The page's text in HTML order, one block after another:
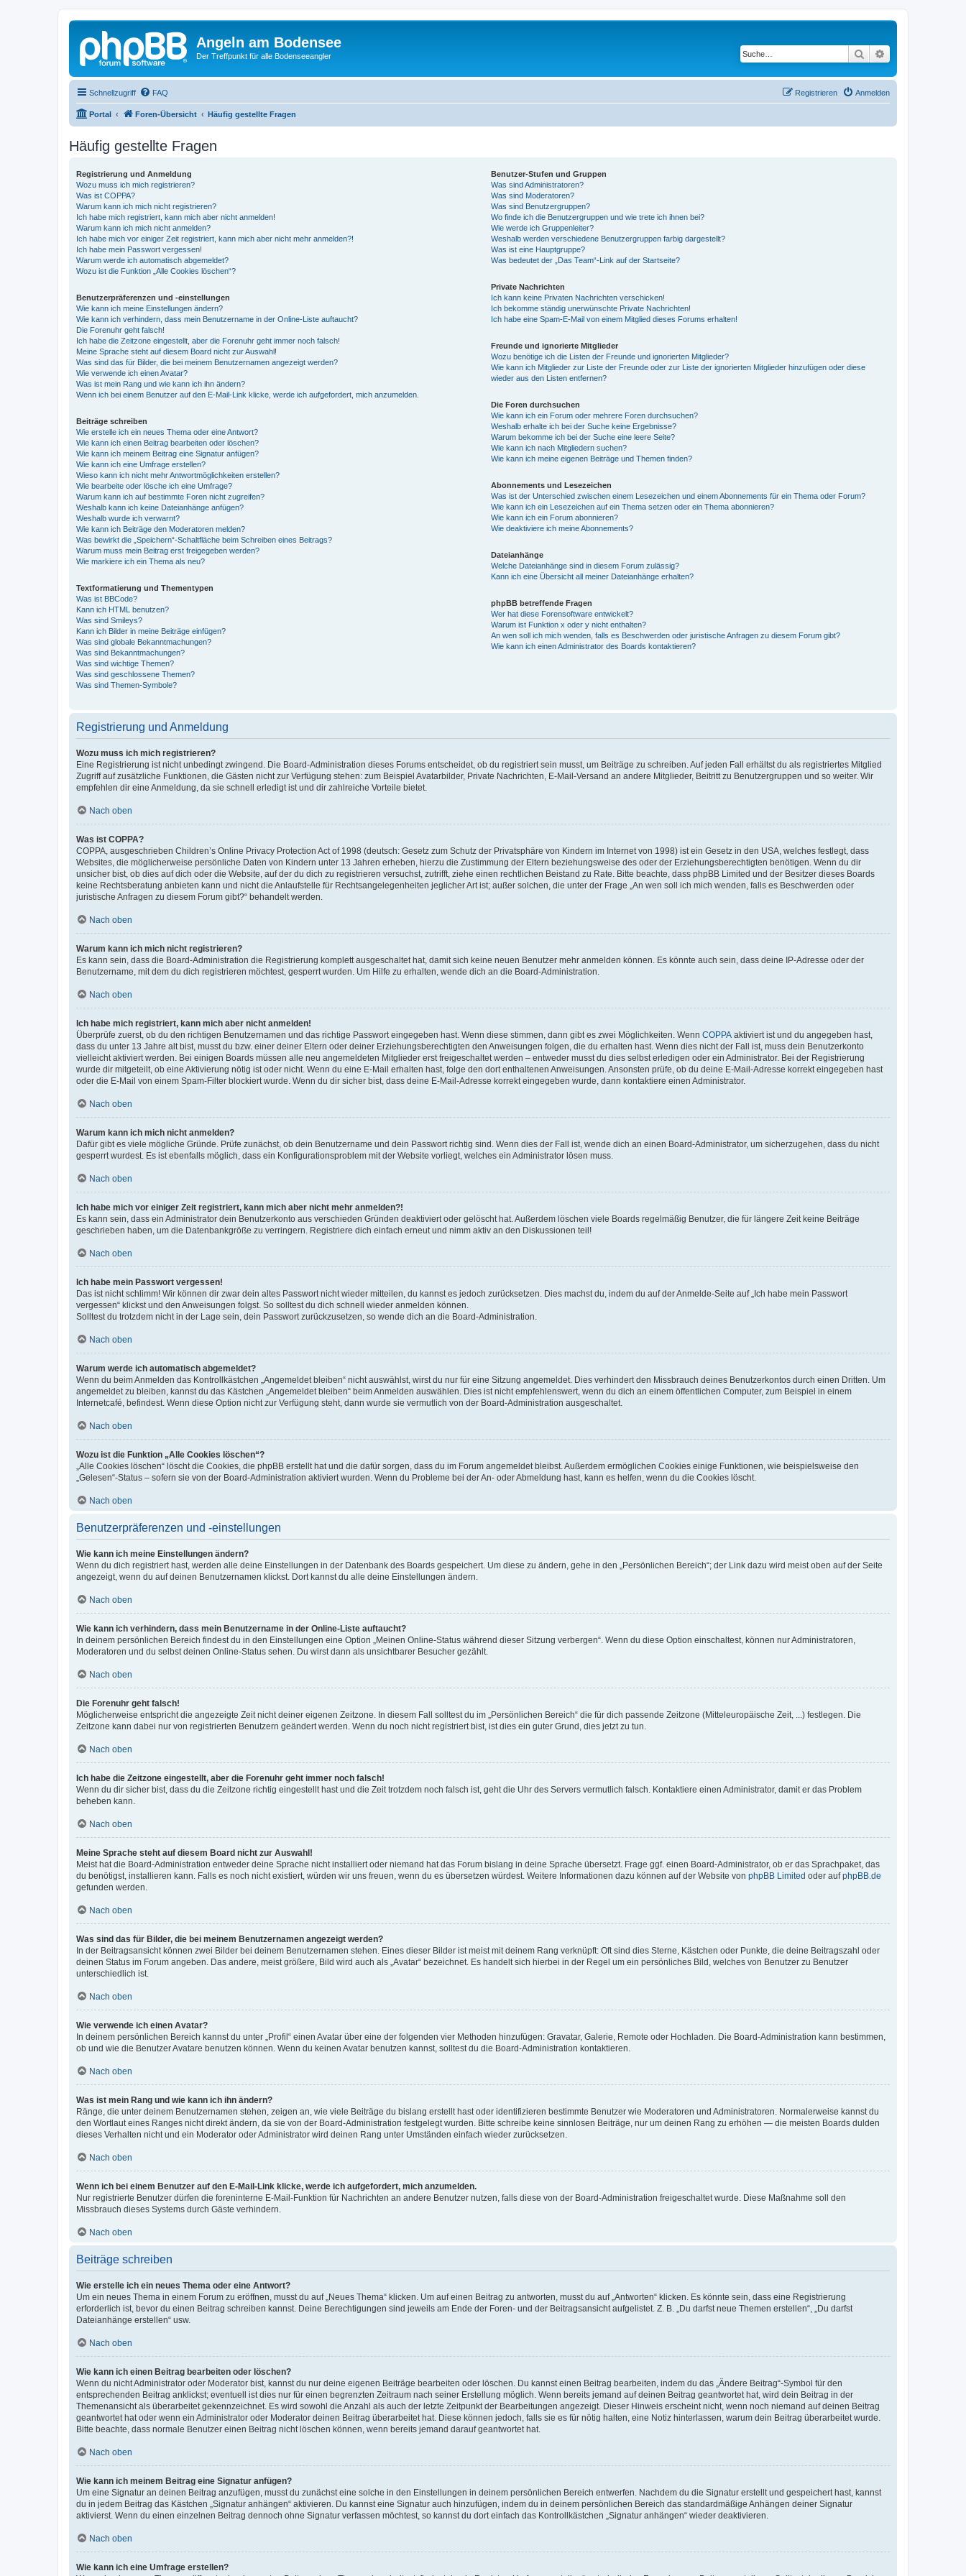
Angeln am Bodensee
Der Treffpunkt für alle Bodenseeangler Suche
Schnellzugriff FAQ Anmelden
Registrieren
Portal Foren-Übersicht Häufig gestellte Fragen
Häufig gestellte Fragen
Registrierung und Anmeldung
Wozu muss ich mich registrieren?
Was ist COPPA?
Warum kann ich mich nicht registrieren?
Ich habe mich registriert, kann mich aber nicht anmelden!
Warum kann ich mich nicht anmelden?
Ich habe mich vor einiger Zeit registriert, kann mich aber nicht mehr anmelden?!
Ich habe mein Passwort vergessen!
Warum werde ich automatisch abgemeldet?
Wozu ist die Funktion „Alle Cookies löschen“?
Benutzerpräferenzen und -einstellungen
Wie kann ich meine Einstellungen ändern?
Wie kann ich verhindern, dass mein Benutzername in der Online-Liste auftaucht?
Die Forenuhr geht falsch!
Ich habe die Zeitzone eingestellt, aber die Forenuhr geht immer noch falsch!
Meine Sprache steht auf diesem Board nicht zur Auswahl!
Was sind das für Bilder, die bei meinem Benutzernamen angezeigt werden?
Wie verwende ich einen Avatar?
Was ist mein Rang und wie kann ich ihn ändern?
Wenn ich bei einem Benutzer auf den E-Mail-Link klicke, werde ich aufgefordert, mich anzumelden.
Beiträge schreiben
Wie erstelle ich ein neues Thema oder eine Antwort?
Wie kann ich einen Beitrag bearbeiten oder löschen?
Wie kann ich meinem Beitrag eine Signatur anfügen?
Wie kann ich eine Umfrage erstellen?
Wieso kann ich nicht mehr Antwortmöglichkeiten erstellen?
Wie bearbeite oder lösche ich eine Umfrage?
Warum kann ich auf bestimmte Foren nicht zugreifen?
Weshalb kann ich keine Dateianhänge anfügen?
Weshalb wurde ich verwarnt?
Wie kann ich Beiträge den Moderatoren melden?
Was bewirkt die „Speichern“-Schaltfläche beim Schreiben eines Beitrags?
Warum muss mein Beitrag erst freigegeben werden?
Wie markiere ich ein Thema als neu?
Textformatierung und Thementypen
Was ist BBCode?
Kann ich HTML benutzen?
Was sind Smileys?
Kann ich Bilder in meine Beiträge einfügen?
Was sind globale Bekanntmachungen?
Was sind Bekanntmachungen?
Was sind wichtige Themen?
Was sind geschlossene Themen?
Was sind Themen-Symbole?
Benutzer-Stufen und Gruppen
Was sind Administratoren?
Was sind Moderatoren?
Was sind Benutzergruppen?
Wo finde ich die Benutzergruppen und wie trete ich ihnen bei?
Wie werde ich Gruppenleiter?
Weshalb werden verschiedene Benutzergruppen farbig dargestellt?
Was ist eine Hauptgruppe?
Was bedeutet der „Das Team“-Link auf der Startseite?
Private Nachrichten
Ich kann keine Privaten Nachrichten verschicken!
Ich bekomme ständig unerwünschte Private Nachrichten!
Ich habe eine Spam-E-Mail von einem Mitglied dieses Forums erhalten!
Freunde und ignorierte Mitglieder
Wozu benötige ich die Listen der Freunde und ignorierten Mitglieder?
Wie kann ich Mitglieder zur Liste der Freunde oder zur Liste der ignorierten Mitglieder hinzufügen oder diese
wieder aus den Listen entfernen?
Die Foren durchsuchen
Wie kann ich ein Forum oder mehrere Foren durchsuchen?
Weshalb erhalte ich bei der Suche keine Ergebnisse?
Warum bekomme ich bei der Suche eine leere Seite?
Wie kann ich nach Mitgliedern suchen?
Wie kann ich meine eigenen Beiträge und Themen finden?
Abonnements und Lesezeichen
Was ist der Unterschied zwischen einem Lesezeichen und einem Abonnements für ein Thema oder Forum?
Wie kann ich ein Lesezeichen auf ein Thema setzen oder ein Thema abonnieren?
Wie kann ich ein Forum abonnieren?
Wie deaktiviere ich meine Abonnements?
Dateianhänge
Welche Dateianhänge sind in diesem Forum zulässig?
Kann ich eine Übersicht all meiner Dateianhänge erhalten?
phpBB betreffende Fragen
Wer hat diese Forensoftware entwickelt?
Warum ist Funktion x oder y nicht enthalten?
An wen soll ich mich wenden, falls es Beschwerden oder juristische Anfragen zu diesem Forum gibt?
Wie kann ich einen Administrator des Boards kontaktieren?
Registrierung und Anmeldung
Wozu muss ich mich registrieren?
Eine Registrierung ist nicht unbedingt zwingend. Die Board-Administration dieses Forums entscheidet, ob du registriert sein musst, um Beiträge zu schreiben. Auf jeden Fall erhältst du als registriertes Mitglied
Zugriff auf zusätzliche Funktionen, die Gästen nicht zur Verfügung stehen: zum Beispiel Avatarbilder, Private Nachrichten, E-Mail-Versand an andere Mitglieder, Beitritt zu Benutzergruppen und so weiter. Wir
empfehlen dir eine Anmeldung, da sie schnell erledigt ist und dir zahlreiche Vorteile bietet.
Nach oben
Was ist COPPA?
COPPA, ausgeschrieben Children’s Online Privacy Protection Act of 1998 (deutsch: Gesetz zum Schutz der Privatsphäre von Kindern im Internet von 1998) ist ein Gesetz in den USA, welches festlegt, dass
Websites, die möglicherweise persönliche Daten von Kindern unter 13 Jahren erheben, hierzu die Zustimmung der Eltern beziehungsweise des oder der Erziehungsberechtigten benötigen. Wenn du dir
unsicher bist, ob dies auf dich oder die Website, auf der du dich zu registrieren versuchst, zutrifft, ziehe einen rechtlichen Beistand zu Rate. Bitte beachte, dass phpBB Limited und der Besitzer dieses Boards
keine Rechtsberatung anbieten kann und nicht die Anlaufstelle für Rechtsangelegenheiten jeglicher Art ist; außer solchen, die unter der Frage „An wen soll ich mich wenden, falls es Beschwerden oder
juristische Anfragen zu diesem Forum gibt?“ behandelt werden.
Nach oben
Warum kann ich mich nicht registrieren?
Es kann sein, dass die Board-Administration die Registrierung komplett ausgeschaltet hat, damit sich keine neuen Benutzer mehr anmelden können. Es könnte auch sein, dass deine IP-Adresse oder der
Benutzername, mit dem du dich registrieren möchtest, gesperrt wurden. Um Hilfe zu erhalten, wende dich an die Board-Administration.
Nach oben
Ich habe mich registriert, kann mich aber nicht anmelden!
Überprüfe zuerst, ob du den richtigen Benutzernamen und das richtige Passwort eingegeben hast. Wenn diese stimmen, dann gibt es zwei Möglichkeiten. Wenn COPPA aktiviert ist und du angegeben hast,
dass du unter 13 Jahre alt bist, musst du bzw. einer deiner Eltern oder deiner Erziehungsberechtigten den Anweisungen folgen, die du erhalten hast. Wenn dies nicht der Fall ist, muss dein Benutzerkonto
vielleicht aktiviert werden. Bei einigen Boards müssen alle neu angemeldeten Mitglieder erst freigeschaltet werden – entweder musst du dies selbst erledigen oder ein Administrator. Bei der Registrierung
wurde dir mitgeteilt, ob eine Aktivierung nötig ist oder nicht. Wenn du eine E-Mail erhalten hast, folge den dort enthaltenen Anweisungen. Ansonsten prüfe, ob du deine E-Mail-Adresse korrekt eingegeben hast
oder die E-Mail von einem Spam-Filter blockiert wurde. Wenn du dir sicher bist, dass deine E-Mail-Adresse korrekt eingegeben wurde, dann kontaktiere einen Administrator.
Nach oben
Warum kann ich mich nicht anmelden?
Dafür gibt es viele mögliche Gründe. Prüfe zunächst, ob dein Benutzername und dein Passwort richtig sind. Wenn dies der Fall ist, wende dich an einen Board-Administrator, um sicherzugehen, dass du nicht
gesperrt wurdest. Es ist ebenfalls möglich, dass ein Konfigurationsproblem mit der Website vorliegt, welches ein Administrator lösen muss.
Nach oben
Ich habe mich vor einiger Zeit registriert, kann mich aber nicht mehr anmelden?!
Es kann sein, dass ein Administrator dein Benutzerkonto aus verschieden Gründen deaktiviert oder gelöscht hat. Außerdem löschen viele Boards regelmäßig Benutzer, die für längere Zeit keine Beiträge
geschrieben haben, um die Datenbankgröße zu verringern. Registriere dich einfach erneut und nimm aktiv an den Diskussionen teil!
Nach oben
Ich habe mein Passwort vergessen!
Das ist nicht schlimm! Wir können dir zwar dein altes Passwort nicht wieder mitteilen, du kannst es jedoch zurücksetzen. Dies machst du, indem du auf der Anmelde-Seite auf „Ich habe mein Passwort
vergessen“ klickst und den Anweisungen folgst. So solltest du dich schnell wieder anmelden können.
Solltest du trotzdem nicht in der Lage sein, dein Passwort zurückzusetzen, so wende dich an die Board-Administration.
Nach oben
Warum werde ich automatisch abgemeldet?
Wenn du beim Anmelden das Kontrollkästchen „Angemeldet bleiben“ nicht auswählst, wirst du nur für eine Sitzung angemeldet. Dies verhindert den Missbrauch deines Benutzerkontos durch einen Dritten. Um
angemeldet zu bleiben, kannst du das Kästchen „Angemeldet bleiben“ beim Anmelden auswählen. Dies ist nicht empfehlenswert, wenn du dich an einem öffentlichen Computer, zum Beispiel in einem
Internetcafé, befindest. Wenn diese Option nicht zur Verfügung steht, dann wurde sie vermutlich von der Board-Administration ausgeschaltet.
Nach oben
Wozu ist die Funktion „Alle Cookies löschen“?
„Alle Cookies löschen“ löscht die Cookies, die phpBB erstellt hat und die dafür sorgen, dass du im Forum angemeldet bleibst. Außerdem ermöglichen Cookies einige Funktionen, wie beispielsweise den
„Gelesen“-Status – sofern sie von der Board-Administration aktiviert wurden. Wenn du Probleme bei der An- oder Abmeldung hast, kann es helfen, wenn du die Cookies löscht.
Nach oben
Benutzerpräferenzen und -einstellungen
Wie kann ich meine Einstellungen ändern?
Wenn du dich registriert hast, werden alle deine Einstellungen in der Datenbank des Boards gespeichert. Um diese zu ändern, gehe in den „Persönlichen Bereich“; der Link dazu wird meist oben auf der Seite
angezeigt, wenn du auf deinen Benutzernamen klickst. Dort kannst du alle deine Einstellungen ändern.
Nach oben
Wie kann ich verhindern, dass mein Benutzername in der Online-Liste auftaucht?
In deinem persönlichen Bereich findest du in den Einstellungen eine Option „Meinen Online-Status während dieser Sitzung verbergen“. Wenn du diese Option einschaltest, können nur Administratoren,
Moderatoren und du selbst deinen Online-Status sehen. Du wirst dann als unsichtbarer Besucher gezählt.
Nach oben
Die Forenuhr geht falsch!
Möglicherweise entspricht die angezeigte Zeit nicht deiner eigenen Zeitzone. In diesem Fall solltest du im „Persönlichen Bereich“ die für dich passende Zeitzone (Mitteleuropäische Zeit, ...) festlegen. Die
Zeitzone kann dabei nur von registrierten Benutzern geändert werden. Wenn du noch nicht registriert bist, ist dies ein guter Grund, dies jetzt zu tun.
Nach oben
Ich habe die Zeitzone eingestellt, aber die Forenuhr geht immer noch falsch!
Wenn du dir sicher bist, dass du die Zeitzone richtig eingestellt hast und die Zeit trotzdem noch falsch ist, geht die Uhr des Servers vermutlich falsch. Kontaktiere einen Administrator, damit er das Problem
beheben kann.
Nach oben
Meine Sprache steht auf diesem Board nicht zur Auswahl!
Meist hat die Board-Administration entweder deine Sprache nicht installiert oder niemand hat das Forum bislang in deine Sprache übersetzt. Frage ggf. einen Board-Administrator, ob er das Sprachpaket, das
du benötigst, installieren kann. Falls es noch nicht existiert, würden wir uns freuen, wenn du es übersetzen würdest. Weitere Informationen dazu können auf der Website von phpBB Limited oder aufphpBB.de
gefunden werden.
Nach oben
Was sind das für Bilder, die bei meinem Benutzernamen angezeigt werden?
In der Beitragsansicht können zwei Bilder bei deinem Benutzernamen stehen. Eines dieser Bilder ist meist mit deinem Rang verknüpft: Oft sind dies Sterne, Kästchen oder Punkte, die deine Beitragszahl oder
deinen Status im Forum angeben. Das andere, meist größere, Bild wird auch als „Avatar“ bezeichnet. Es handelt sich hierbei in der Regel um ein persönliches Bild, welches von Benutzer zu Benutzer
unterschiedlich ist.
Nach oben
Wie verwende ich einen Avatar?
In deinem persönlichen Bereich kannst du unter „Profil“ einen Avatar über eine der folgenden vier Methoden hinzufügen: Gravatar, Galerie, Remote oder Hochladen. Die Board-Administration kann bestimmen,
ob und wie die Benutzer Avatare benutzen können. Wenn du keinen Avatar benutzen kannst, solltest du die Board-Administration kontaktieren.
Nach oben
Was ist mein Rang und wie kann ich ihn ändern?
Ränge, die unter deinem Benutzernamen stehen, zeigen an, wie viele Beiträge du bislang erstellt hast oder identifizieren bestimmte Benutzer wie Moderatoren und Administratoren. Normalerweise kannst du
den Wortlaut eines Ranges nicht direkt ändern, da sie von der Board-Administration festgelegt wurden. Bitte schreibe keine sinnlosen Beiträge, nur um deinen Rang zu erhöhen — die meisten Boards dulden
dieses Verhalten nicht und ein Moderator oder Administrator wird deinen Rang unter Umständen einfach wieder zurücksetzen.
Nach oben
Wenn ich bei einem Benutzer auf den E-Mail-Link klicke, werde ich aufgefordert, mich anzumelden.
Nur registrierte Benutzer dürfen die foreninterne E-Mail-Funktion für Nachrichten an andere Benutzer nutzen, falls diese von der Board-Administration freigeschaltet wurde. Diese Maßnahme soll den
Missbrauch dieses Systems durch Gäste verhindern.
Nach oben
Beiträge schreiben
Wie erstelle ich ein neues Thema oder eine Antwort?
Um ein neues Thema in einem Forum zu eröffnen, musst du auf „Neues Thema“ klicken. Um auf einen Beitrag zu antworten, musst du auf „Antworten“ klicken. Es könnte sein, dass eine Registrierung
erforderlich ist, bevor du einen Beitrag schreiben kannst. Deine Berechtigungen sind jeweils am Ende der Foren- und der Beitragsansicht aufgelistet. Z. B. „Du darfst neue Themen erstellen“, „Du darfst
Dateianhänge erstellen“ usw.
Nach oben
Wie kann ich einen Beitrag bearbeiten oder löschen?
Wenn du nicht Administrator oder Moderator bist, kannst du nur deine eigenen Beiträge bearbeiten oder löschen. Du kannst einen Beitrag bearbeiten, indem du das „Ändere Beitrag“-Symbol für den
entsprechenden Beitrag anklickst; eventuell ist dies nur für einen begrenzten Zeitraum nach seiner Erstellung möglich. Wenn bereits jemand auf deinen Beitrag geantwortet hat, wird dein Beitrag in der
Themenansicht als überarbeitet gekennzeichnet. Es wird sowohl die Anzahl als auch der letzte Zeitpunkt der Bearbeitungen angezeigt. Dieser Hinweis erscheint nicht, wenn noch niemand auf deinen Beitrag
geantwortet hat oder wenn ein Administrator oder Moderator deinen Beitrag überarbeitet hat. Diese können jedoch, falls sie es für nötig halten, eine Notiz hinterlassen, warum dein Beitrag überarbeitet wurde.
Bitte beachte, dass normale Benutzer einen Beitrag nicht löschen können, wenn bereits jemand darauf geantwortet hat.
Nach oben
Wie kann ich meinem Beitrag eine Signatur anfügen?
Um eine Signatur an deinen Beitrag anzufügen, musst du zunächst eine solche in den Einstellungen in deinem persönlichen Bereich entwerfen. Nachdem du die Signatur erstellt und gespeichert hast, kannst
du in jedem Beitrag das Kästchen „Signatur anhängen“ aktivieren. Du kannst eine Signatur auch hinzufügen, indem du in deinem persönlichen Bereich das standardmäßige Anhängen deiner Signatur
aktivierst. Wenn du einen einzelnen Beitrag dennoch ohne Signatur verfassen möchtest, so kannst du dort einfach das Kontrollkästchen „Signatur anhängen“ wieder deaktivieren.
Nach oben
Wie kann ich eine Umfrage erstellen?